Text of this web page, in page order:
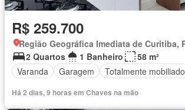
R$ 259.700
2 Quartos
1 Banheiro
58 m²
Varanda
Garagem Totalmente mobiliado
Há 2 dias, 9 horas em Chaves na mão